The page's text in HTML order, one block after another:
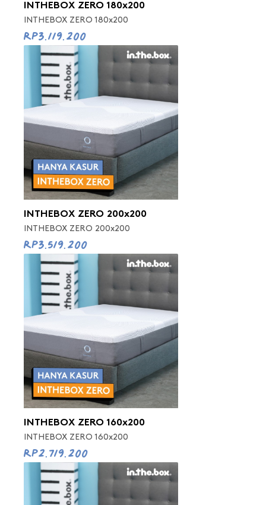
INTHEBOX ZERO 180x200
INTHEBOX ZERO 180x200
Rp3.119.200
INTHEBOX ZERO 200x200
INTHEBOX ZERO 200x200
Rp3.519.200
INTHEBOX ZERO 160x200
INTHEBOX ZERO 160x200
Rp2.719.200